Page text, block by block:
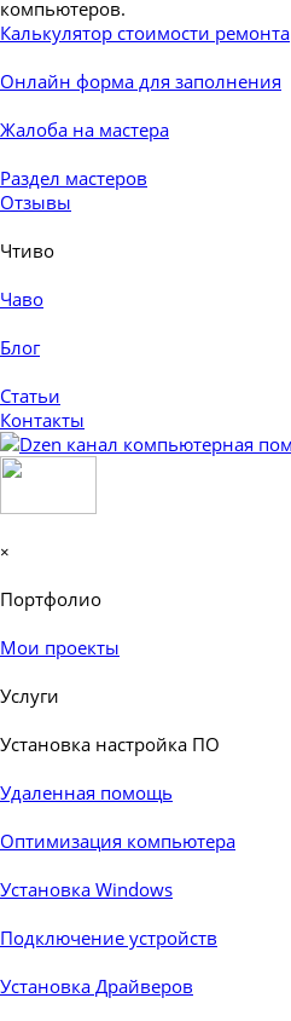
Калькулятор стоимости ремонта
Онлайн форма для заполнения
Жалоба на мастера
Раздел мастеров
Отзывы
Чтиво
Чаво
Блог
Статьи
Контакты
×
Портфолио
Мои проекты
Услуги
Установка настройка ПО
Удаленная помощь
Оптимизация компьютера
Установка Windows
Подключение устройств
Установка Драйверов